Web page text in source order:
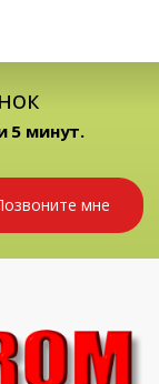
5 минут.
мне